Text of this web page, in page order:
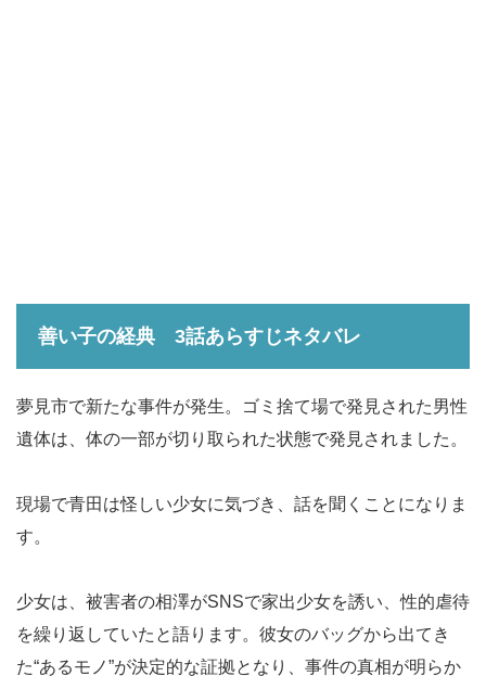
善い子の経典 3話あらすじネタバレ
夢見市で新たな事件が発生。ゴミ捨て場で発見された男性
遺体は、体の一部が切り取られた状態で発見されました。
現場で青田は怪しい少女に気づき、話を聞くことになりま
す。
少女は、被害者の相澤がSNSで家出少女を誘い、性的虐待
を繰り返していたと語ります。彼女のバッグから出てき
た“あるモノ”が決定的な証拠となり、事件の真相が明らか